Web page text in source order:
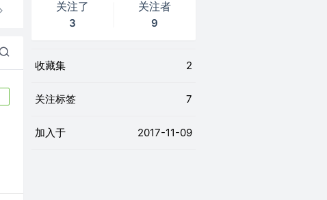
关注了
3
关注者
9
收藏集 2
关注标签 7
加入于 2017-11-09